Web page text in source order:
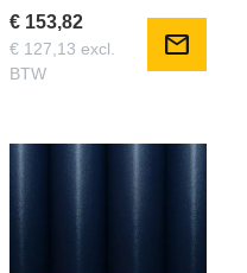
€ 153,82
€ 127,13 excl.
BTW
mail